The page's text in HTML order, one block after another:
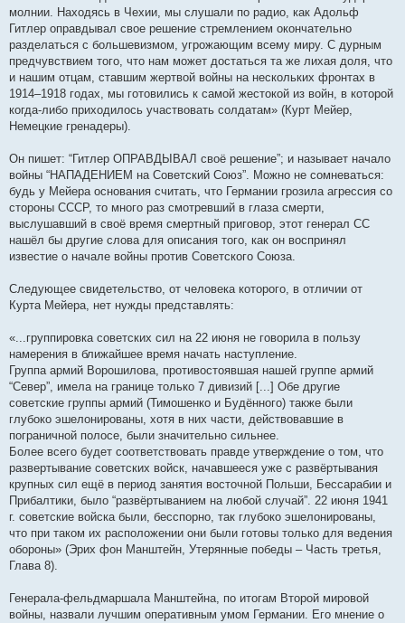
молнии. Находясь в Чехии, мы слушали по радио, как Адольф
Гитлер оправдывал свое решение стремлением окончательно
разделаться с большевизмом, угрожающим всему миру. С дурным
предчувствием того, что нам может достаться та же лихая доля, что
и нашим отцам, ставшим жертвой войны на нескольких фронтах в
1914–1918 годах, мы готовились к самой жестокой из войн, в которой
когда-либо приходилось участвовать солдатам» (Курт Мейер,
Немецкие гренадеры).
Он пишет: “Гитлер ОПРАВДЫВАЛ своё решение”; и называет начало
войны “НАПАДЕНИЕМ на Советский Союз”. Можно не сомневаться:
будь у Мейера основания считать, что Германии грозила агрессия со
стороны СССР, то много раз смотревший в глаза смерти,
выслушавший в своё время смертный приговор, этот генерал СС
нашёл бы другие слова для описания того, как он воспринял
известие о начале войны против Советского Союза.
Следующее свидетельство, от человека которого, в отличии от
Курта Мейера, нет нужды представлять:
«...группировка советских сил на 22 июня не говорила в пользу
намерения в ближайшее время начать наступление.
Группа армий Ворошилова, противостоявшая нашей группе армий
“Север”, имела на границе только 7 дивизий [...] Обе другие
советские группы армий (Тимошенко и Будённого) также были
глубоко эшелонированы, хотя в них части, действовавшие в
пограничной полосе, были значительно сильнее.
Более всего будет соответствовать правде утверждение о том, что
развертывание советских войск, начавшееся уже с развёртывания
крупных сил ещё в период занятия восточной Польши, Бессарабии и
Прибалтики, было “развёртыванием на любой случай”. 22 июня 1941
г. советские войска были, бесспорно, так глубоко эшелонированы,
что при таком их расположении они были готовы только для ведения
обороны» (Эрих фон Манштейн, Утерянные победы – Часть третья,
Глава 8).
Генерала-фельдмаршала Манштейна, по итогам Второй мировой
войны, назвали лучшим оперативным умом Германии. Его мнение о